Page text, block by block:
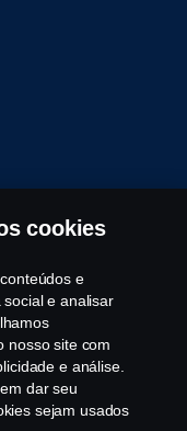
cookies
e
e analisar
nosso site com
e análise.
dar seu
sejam usados